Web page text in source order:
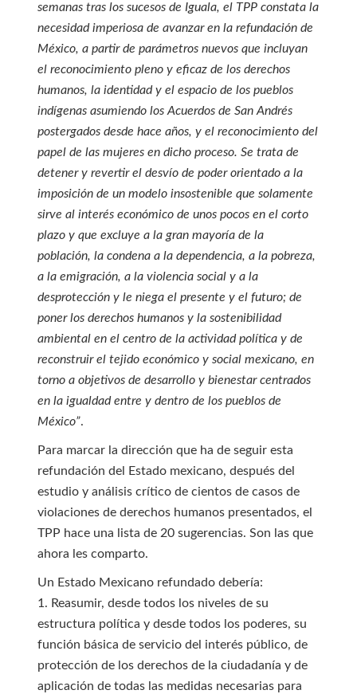
semanas tras los sucesos de Iguala, el TPP constata la
necesidad imperiosa de avanzar en la refundación de
México, a partir de parámetros nuevos que incluyan
el reconocimiento pleno y eficaz de los derechos
humanos, la identidad y el espacio de los pueblos
indígenas asumiendo los Acuerdos de San Andrés
postergados desde hace años, y el reconocimiento del
papel de las mujeres en dicho proceso. Se trata de
detener y revertir el desvío de poder orientado a la
imposición de un modelo insostenible que solamente
sirve al interés económico de unos pocos en el corto
plazo y que excluye a la gran mayoría de la
población, la condena a la dependencia, a la pobreza,
a la emigración, a la violencia social y a la
desprotección y le niega el presente y el futuro; de
poner los derechos humanos y la sostenibilidad
ambiental en el centro de la actividad política y de
reconstruir el tejido económico y social mexicano, en
torno a objetivos de desarrollo y bienestar centrados
en la igualdad entre y dentro de los pueblos de
México”.
Para marcar la dirección que ha de seguir esta
refundación del Estado mexicano, después del
estudio y análisis crítico de cientos de casos de
violaciones de derechos humanos presentados, el
TPP hace una lista de 20 sugerencias. Son las que
ahora les comparto.
Un Estado Mexicano refundado debería:
1. Reasumir, desde todos los niveles de su
estructura política y desde todos los poderes, su
función básica de servicio del interés público, de
protección de los derechos de la ciudadanía y de
aplicación de todas las medidas necesarias para